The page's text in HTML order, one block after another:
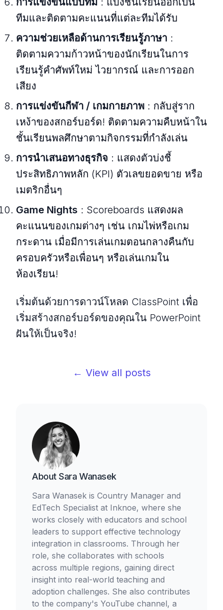
ทีมและติดตามคะแนนที่แต่ละทีมได้รับ
ความช่วยเหลือด้านการเรียนรู้ภาษา :
ติดตามความก้าวหน้าของนักเรียนในการ
เรียนรู้คำศัพท์ใหม่ ไวยากรณ์ และการออก
เสียง
การแข่งขันกีฬา / เกมกายภาพ : กลับสู่ราก
เหง้าของสกอร์บอร์ด! ติดตามความคืบหน้าใน
ชั้นเรียนพลศึกษาตามกิจกรรมที่กำลังเล่น
การนำเสนอทางธุรกิจ : แสดงตัวบ่งชี้
ประสิทธิภาพหลัก (KPI) ตัวเลขยอดขาย หรือ
เมตริกอื่นๆ
Game Nights : Scoreboards แสดงผล
คะแนนของเกมต่างๆ เช่น เกมไพ่หรือเกม
กระดาน เมื่อมีการเล่นเกมตอนกลางคืนกับ
ครอบครัวหรือเพื่อนๆ หรือเล่นเกมใน
ห้องเรียน!
เริ่มต้นด้วยการดาวน์โหลด ClassPoint เพื่อ
เริ่มสร้างสกอร์บอร์ดของคุณใน PowerPoint
ฝันให้เป็นจริง!
← View all posts
About Sara Wanasek
Sara Wanasek is Country Manager and
EdTech Specialist at Inknoe, where she
works closely with educators and school
leaders to support effective technology
integration in classrooms. Through her
role, she collaborates with schools
across multiple regions, gaining direct
insight into real-world teaching and
adoption challenges. She also contributes
to the company's YouTube channel, a